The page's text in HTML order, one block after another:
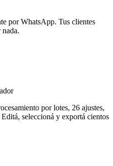
por WhatsApp. Tus clientes
por lotes, 26 ajustes,
seleccioná y exportá cientos